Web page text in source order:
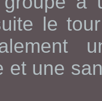
le
et une